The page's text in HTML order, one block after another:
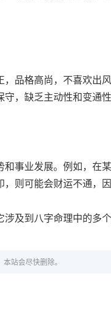
品格高尚，不喜欢出
，缺乏主动性和变通
事业发展。例如，在
则可能会财运不通，
及到八字命理中的多
站会尽快删除。